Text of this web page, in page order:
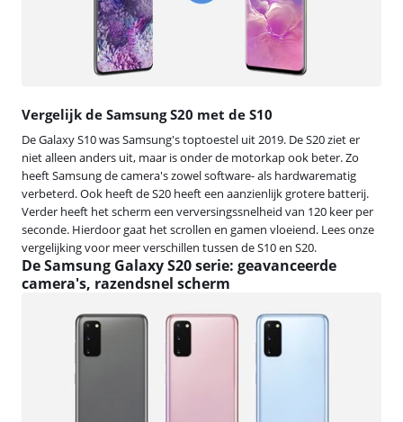
Vergelijk de Samsung S20 met de S10
De Galaxy S10 was Samsung's toptoestel uit 2019. De S20 ziet er
niet alleen anders uit, maar is onder de motorkap ook beter. Zo
heeft Samsung de camera's zowel software- als hardwarematig
verbeterd. Ook heeft de S20 heeft een aanzienlijk grotere batterij.
Verder heeft het scherm een verversingssnelheid van 120 keer per
seconde. Hierdoor gaat het scrollen en gamen vloeiend. Lees onze
vergelijking voor meer verschillen tussen de S10 en S20.
De Samsung Galaxy S20 serie: geavanceerde
camera's, razendsnel scherm